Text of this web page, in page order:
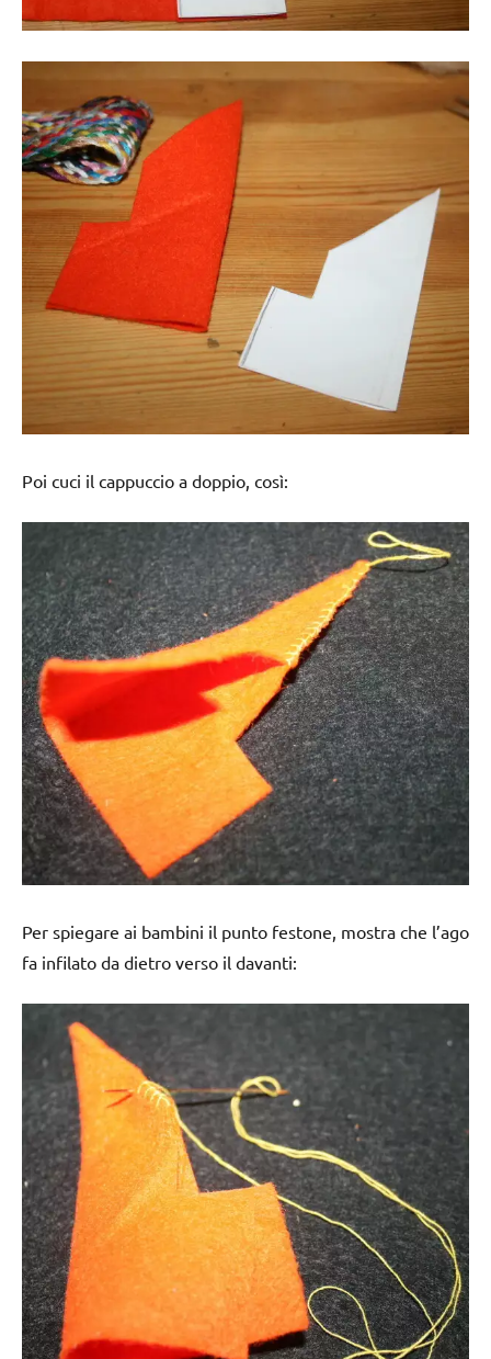
Poi cuci il cappuccio a doppio, così:
Per spiegare ai bambini il punto festone, mostra che l’ago
fa infilato da dietro verso il davanti: